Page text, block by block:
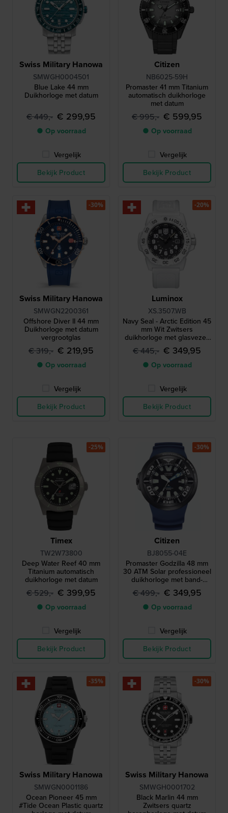
Swiss Military Hanowa
SMWGH0004501
Blue Lake 44 mm
Duikhorloge met datum
€ 449,- € 299,95
● Op voorraad
Vergelijk
Bekijk Product
Citizen
NB6025-59H
Promaster 41 mm Titanium
automatisch duikhorloge
met datum
€ 995,- € 599,95
● Op voorraad
Vergelijk
Bekijk Product
Swiss Military Hanowa
SMWGN2200361
Offshore Diver II 44 mm
Duikhorloge met datum
vergrootglas
€ 319,- € 219,95
● Op voorraad
Vergelijk
Bekijk Product
-30%
Luminox
XS.3507.WB
Navy Seal - Arctic Edition 45
mm Wit Zwitsers
duikhorloge met glasvezel-
composiet kast
€ 445,- € 349,95
● Op voorraad
Vergelijk
Bekijk Product
-20%
Timex
TW2W73800
Deep Water Reef 40 mm
Titanium automatisch
duikhorloge met datum
€ 529,- € 399,95
● Op voorraad
Vergelijk
Bekijk Product
-25%
Citizen
BJ8055-04E
Promaster Godzilla 48 mm
30 ATM Solar professioneel
duikhorloge met band-
verlengstuk
€ 499,- € 349,95
● Op voorraad
Vergelijk
Bekijk Product
-30%
Swiss Military Hanowa
SMWGN0001186
Ocean Pioneer 45 mm
#Tide Ocean Plastic quartz
-35%
Swiss Military Hanowa
SMWGH0001702
Black Marlin 44 mm
Zwitsers quartz
-30%